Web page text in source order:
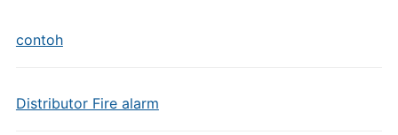
contoh
Distributor Fire alarm